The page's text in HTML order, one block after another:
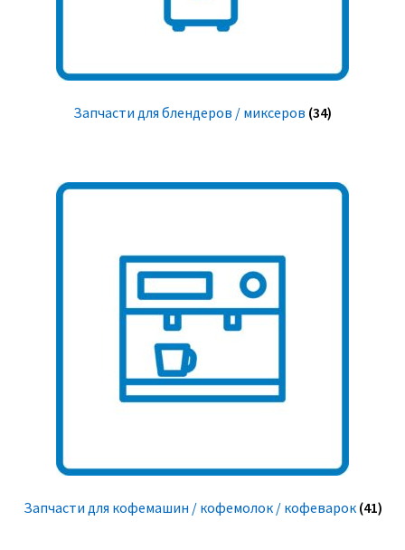
Запчасти для блендеров / миксеров (34)
Запчасти для кофемашин / кофемолок / кофеварок (41)